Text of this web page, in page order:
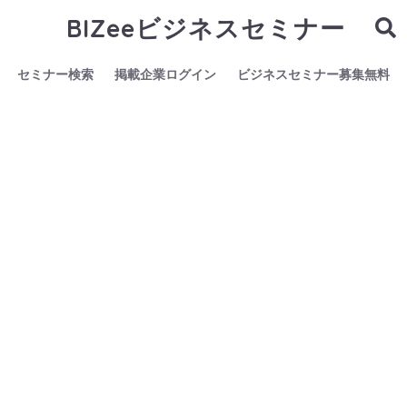
BIZeeビジネスセミナー
セミナー検索 掲載企業ログイン ビジネスセミナー募集無料